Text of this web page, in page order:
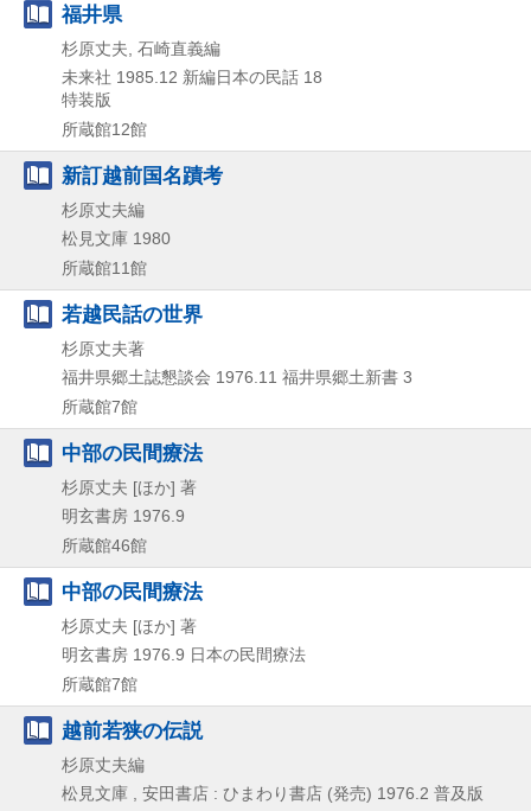
福井県
杉原丈夫, 石崎直義編
未来社 1985.12 新編日本の民話 18
特装版
所蔵館12館
新訂越前国名蹟考
杉原丈夫編
松見文庫 1980
所蔵館11館
若越民話の世界
杉原丈夫著
福井県郷土誌懇談会 1976.11 福井県郷土新書 3
所蔵館7館
中部の民間療法
杉原丈夫 [ほか] 著
明玄書房 1976.9
所蔵館46館
中部の民間療法
杉原丈夫 [ほか] 著
明玄書房 1976.9 日本の民間療法
所蔵館7館
越前若狭の伝説
杉原丈夫編
松見文庫 , 安田書店 : ひまわり書店 (発売) 1976.2 普及版